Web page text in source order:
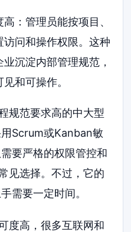
：管理员能按项目、
问和操作权限。这种
沉淀内部管理规范，
和可操作。
规范要求高的中大型
Scrum或Kanban敏
要严格的权限管控和
见选择。不过，它的
需要一定时间。
度高，很多互联网和